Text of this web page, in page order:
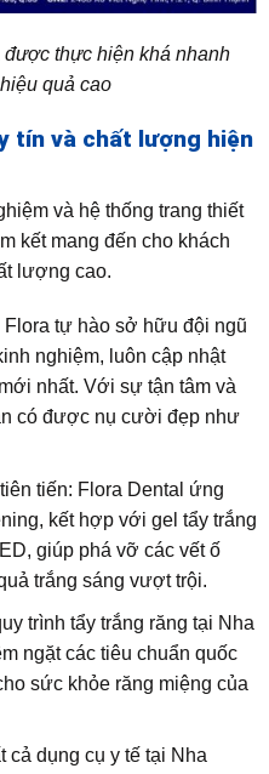
thực hiện khá nhanh
quả cao
tín và chất lượng hiện
và hệ thống trang thiết
kết mang đến cho khách
lượng cao.
tự hào sở hữu đội ngũ
nghiệm, luôn cập nhật
nhất. Với sự tận tâm và
có được nụ cười đẹp như
tiến: Flora Dental ứng
kết hợp với gel tẩy trắng
giúp phá vỡ các vết ố
trắng sáng vượt trội.
trình tẩy trắng răng tại Nha
ngặt các tiêu chuẩn quốc
sức khỏe răng miệng của
cả dụng cụ y tế tại Nha